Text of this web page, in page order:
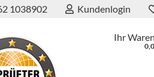
1038902 Kundenlogin
Ihr